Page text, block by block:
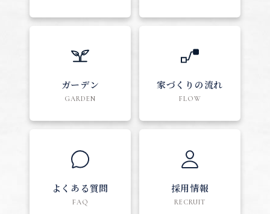
ガーデン
GARDEN
家づくりの流れ
FLOW
よくある質問
FAQ
採用情報
RECRUIT